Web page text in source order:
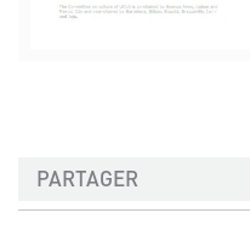
PARTAGER